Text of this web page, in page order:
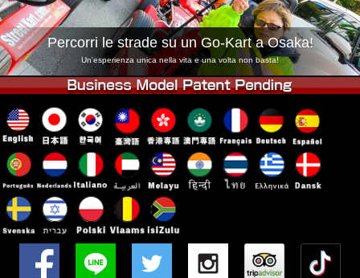
Tokyo Shibuya Annex Tokyo Bay
Tokyo Asakusa Osaka
Okinawa
Percorri le strade su un Go-Kart a Osaka!
Un'esperienza unica nella vita e una volta non basta!